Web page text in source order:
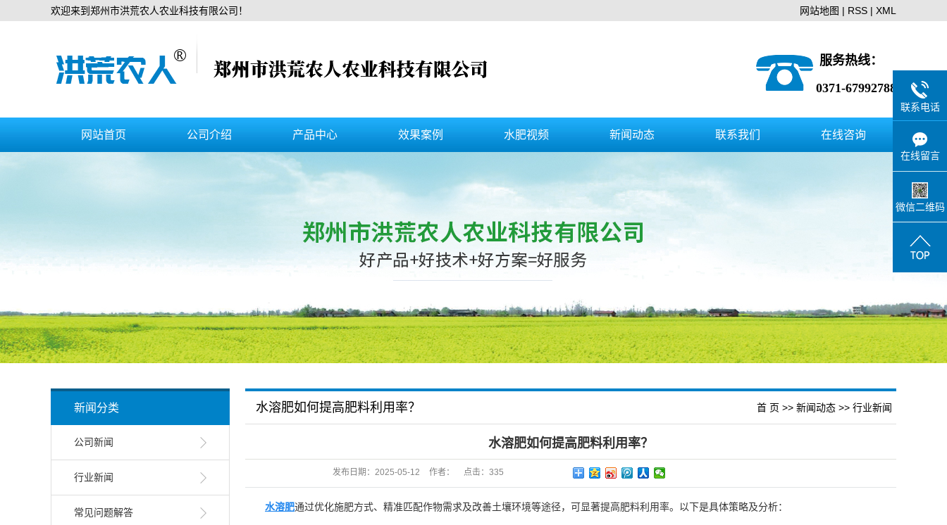
欢迎来到郑州市洪荒农人农业科技有限公司！ 网站地图 | RSS | XML
服务热线：
0371-67992788
网站首页 公司介绍 产品中心
水溶肥
冲施肥
生物菌肥
效果案例
技术专家指导风采
水肥视频
杀虫杀菌视频
新闻动态
行业新闻
联系我们 在线咨询
新闻分类
公司新闻
行业新闻
常见问题解答
水溶肥如何提高肥料利用率？ 首 页 >> 新闻动态 >> 行业新闻
水溶肥如何提高肥料利用率？
发布日期： 2025-05-12 作者： 点击： 335
水溶肥通过优化施肥方式、精准匹配作物需求及改善土壤环境等途径，可显著提高肥料利用率。以下是具体策略及分析：
联系电话
在线留言
微信二维码